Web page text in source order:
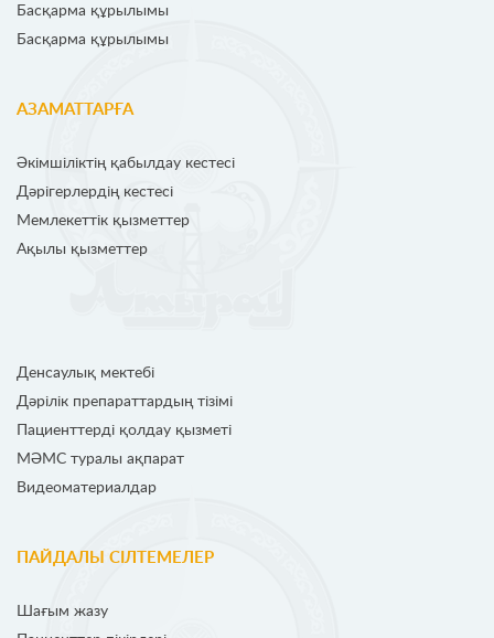
Басқарма құрылымы
Басқарма құрылымы
АЗАМАТТАРҒА
Әкімшіліктің қабылдау кестесі
Дәрігерлердің кестесі
Мемлекеттік қызметтер
Ақылы қызметтер
Денсаулық мектебі
Дәрілік препараттардың тізімі
Пациенттерді қолдау қызметі
МӘМС туралы ақпарат
Видеоматериалдар
ПАЙДАЛЫ СІЛТЕМЕЛЕР
Шағым жазу